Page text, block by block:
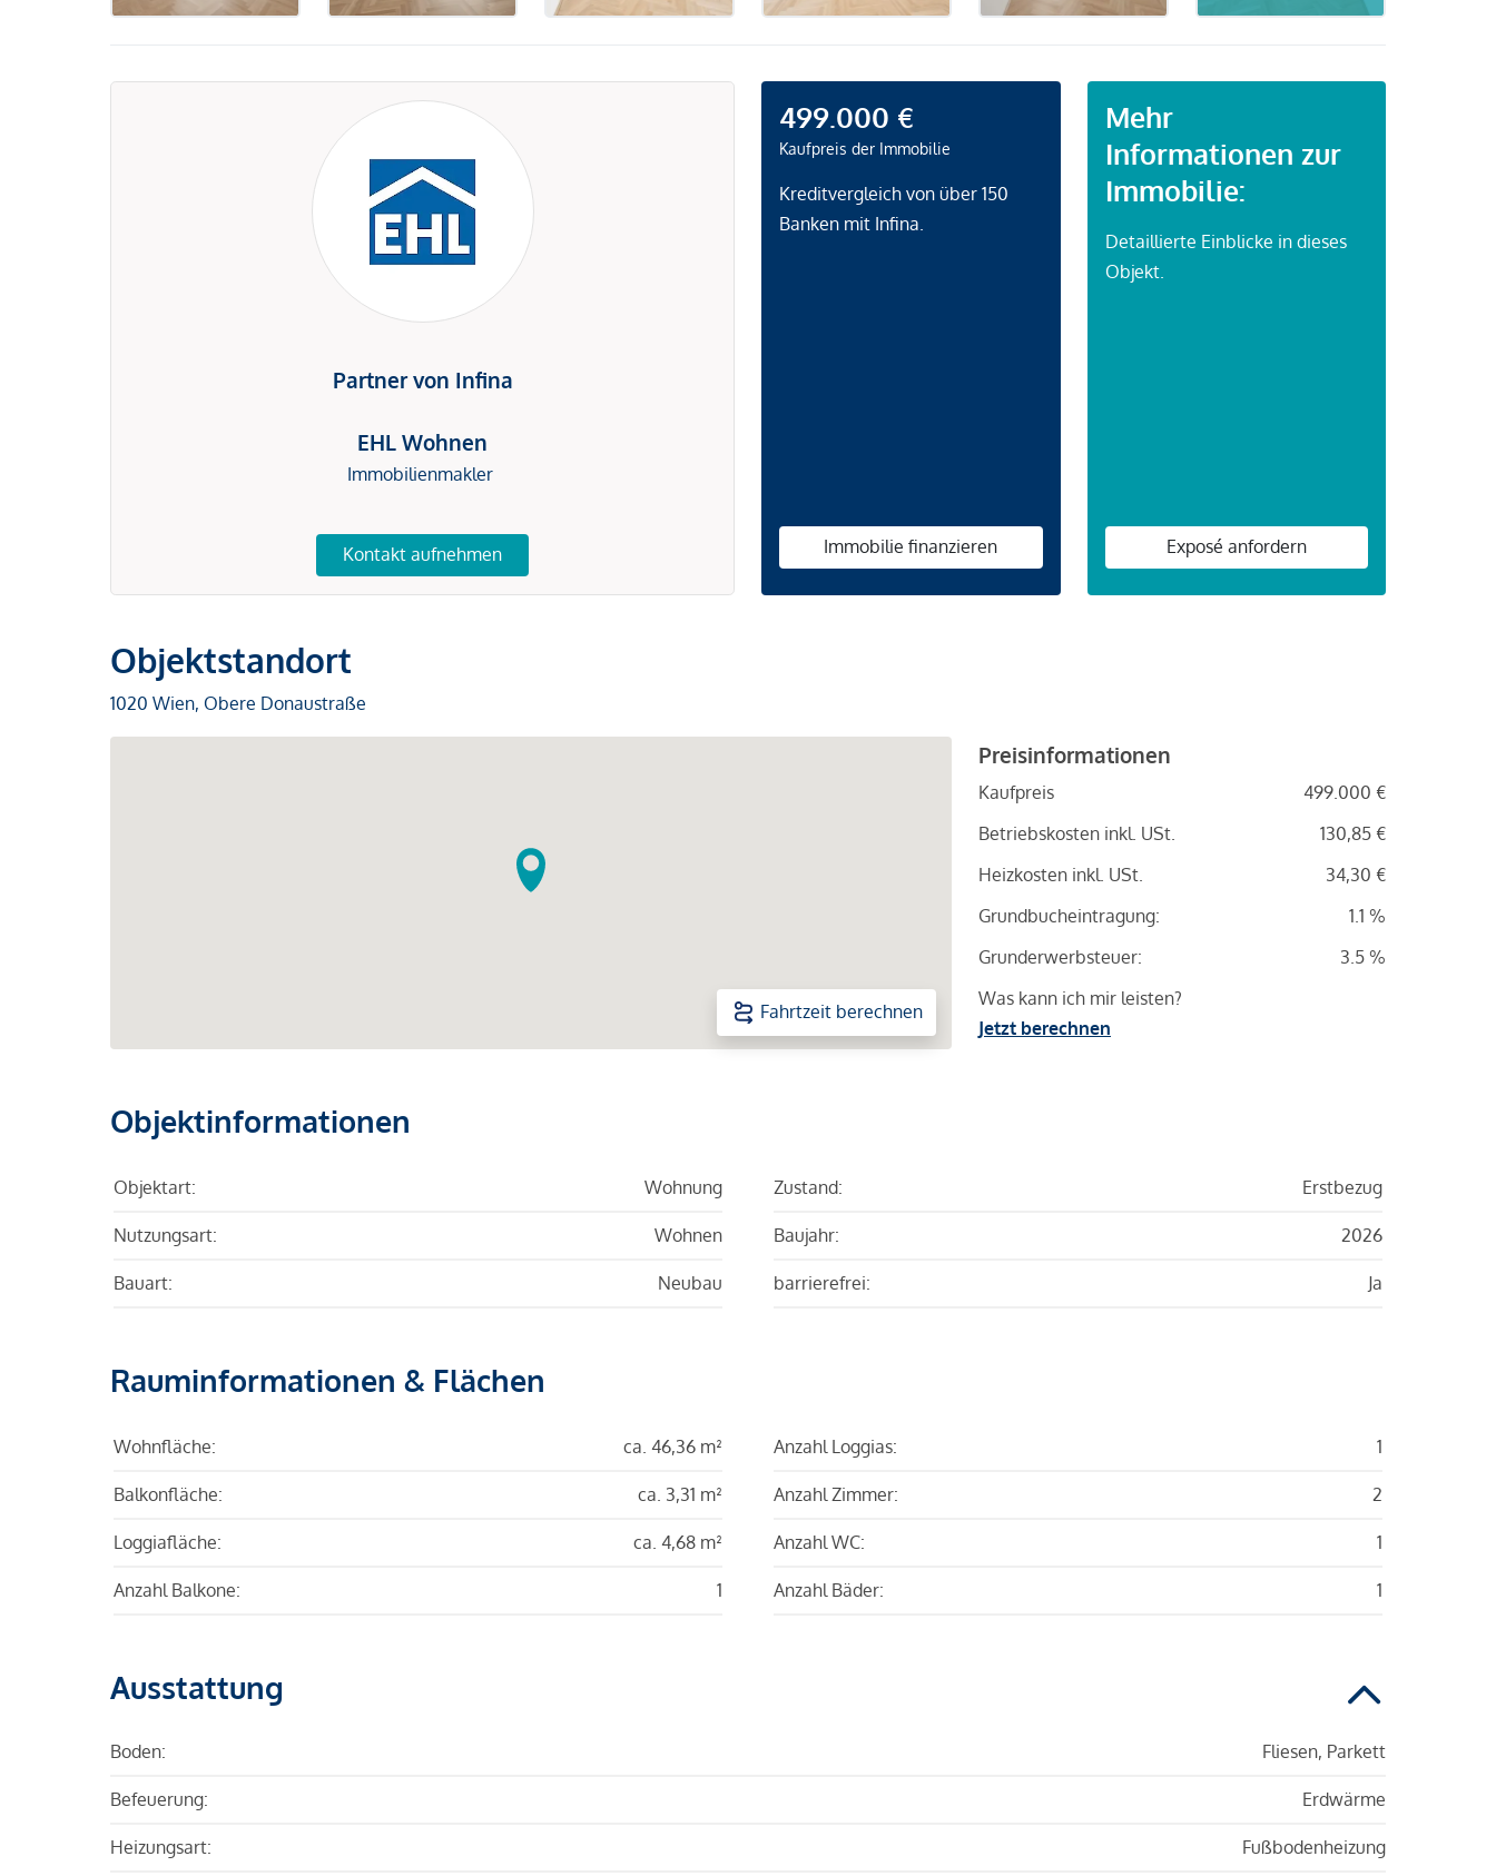
Partner von Infina
EHL Wohnen
Immobilienmakler
Kontakt aufnehmen
499.000 €
Kaufpreis der Immobilie
Kreditvergleich von über 150
Banken mit Infina.
Immobilie finanzieren
Mehr
Informationen zur
Immobilie:
Detaillierte Einblicke in dieses
Objekt.
Exposé anfordern
Objektstandort
1020 Wien, Obere Donaustraße
Fahrtzeit berechnen
Preisinformationen
Kaufpreis
499.000 €
Betriebskosten inkl. USt.
130,85 €
Heizkosten inkl. USt.
34,30 €
Grundbucheintragung:
1.1 %
Grunderwerbsteuer:
3.5 %
Was kann ich mir leisten?
Jetzt berechnen
Objektinformationen
Objektart: Wohnung
Nutzungsart: Wohnen
Bauart: Neubau
Zustand: Erstbezug
Baujahr: 2026
barrierefrei: Ja
Rauminformationen & Flächen
Wohnfläche: ca. 46,36 m²
Balkonfläche: ca. 3,31 m²
Loggiafläche: ca. 4,68 m²
Anzahl Balkone: 1
Anzahl Loggias: 1
Anzahl Zimmer: 2
Anzahl WC: 1
Anzahl Bäder: 1
Ausstattung
Boden: Fliesen, Parkett
Befeuerung: Erdwärme
Heizungsart: Fußbodenheizung